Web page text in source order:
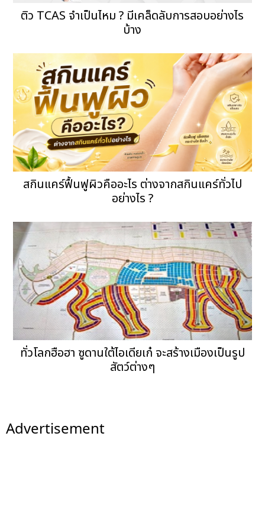
ติว TCAS จำเป็นไหม ? มีเคล็ดลับการสอบอย่างไร
บ้าง
สกินแคร์ฟื้นฟูผิวคืออะไร ต่างจากสกินแคร์ทั่วไป
อย่างไร ?
ทั่วโลกฮือฮา ซูดานใต้ไอเดียเก๋ จะสร้างเมืองเป็นรูป
สัตว์ต่างๆ
Advertisement